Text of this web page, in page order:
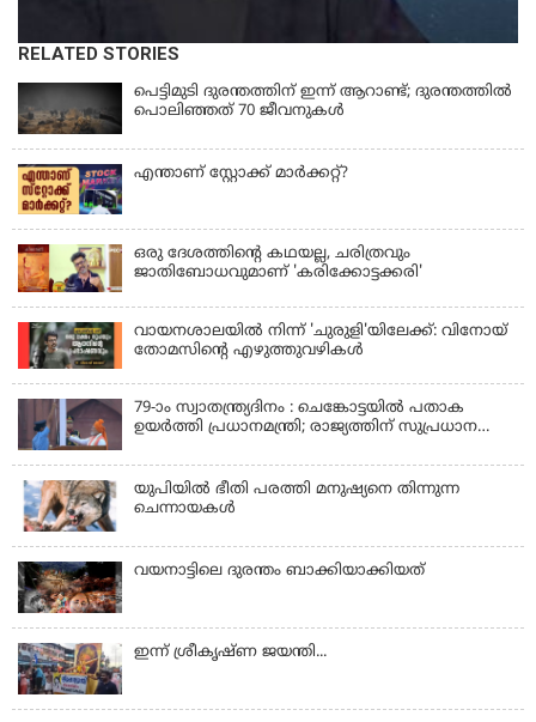
RELATED STORIES
പെട്ടിമുടി ദുരന്തത്തിന് ഇന്ന് ആറാണ്ട്; ദുരന്തത്തിൽ
പൊലിഞ്ഞത് 70 ജീവനുകൾ
എന്താണ് സ്റ്റോക്ക് മാർക്കറ്റ്?
ഒരു ദേശത്തിന്റെ കഥയല്ല, ചരിത്രവും
ജാതിബോധവുമാണ് 'കരിക്കോട്ടക്കരി'
വായനശാലയിൽ നിന്ന് 'ചുരുളി'യിലേക്ക്: വിനോയ്
തോമസിന്റെ എഴുത്തുവഴികൾ
79-ാം സ്വാതന്ത്ര്യദിനം : ചെങ്കോട്ടയിൽ പതാക
ഉയർത്തി പ്രധാനമന്ത്രി; രാജ്യത്തിന് സുപ്രധാന
യുപിയിൽ ഭീതി പരത്തി മനുഷ്യനെ തിന്നുന്ന
ചെന്നായകൾ
വയനാട്ടിലെ ദുരന്തം ബാക്കിയാക്കിയത്
ഇന്ന് ശ്രീകൃഷ്ണ ജയന്തി...